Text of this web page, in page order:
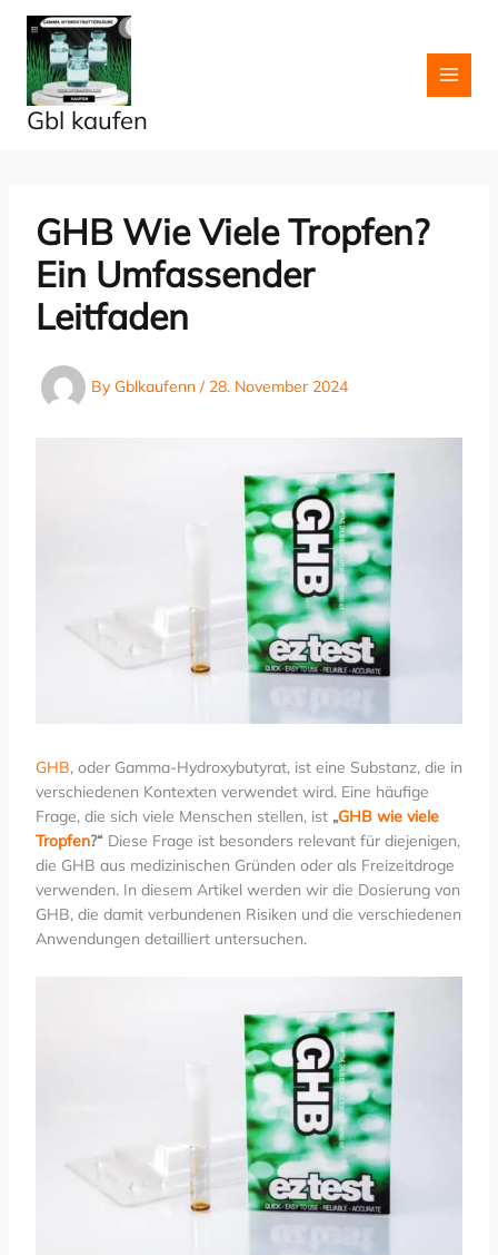
Skip
content
Gbl kaufen
GHB Wie Viele Tropfen?
Ein Umfassender
Leitfaden
By Gblkaufenn / 28. November 2024
GHB, oder Gamma-Hydroxybutyrat, ist eine Substanz, die in
verschiedenen Kontexten verwendet wird. Eine häufige
Frage, die sich viele Menschen stellen, ist „GHB wie viele
Tropfen?“Diese Frage ist besonders relevant für diejenigen,
die GHB aus medizinischen Gründen oder als Freizeitdroge
verwenden. In diesem Artikel werden wir die Dosierung von
GHB, die damit verbundenen Risiken und die verschiedenen
Anwendungen detailliert untersuchen.